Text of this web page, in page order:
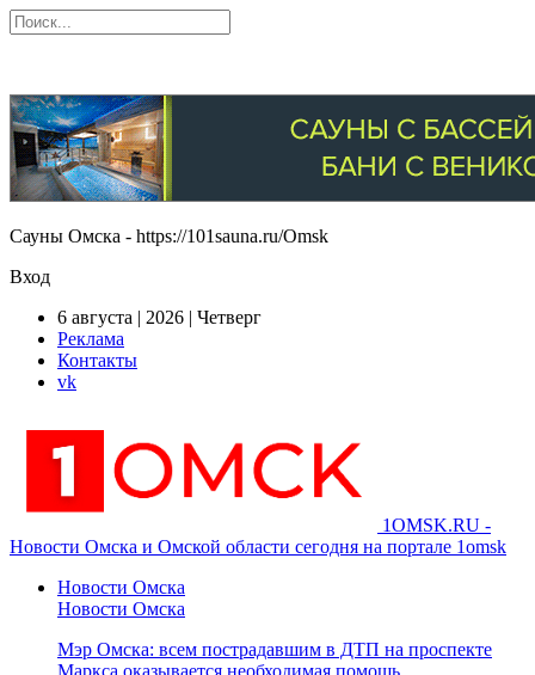
Сауны Омска - https://101sauna.ru/Omsk
Вход
6 августа | 2026 | Четверг
Реклама
Контакты
vk
1OMSK.RU -
Новости Омска и Омской области сегодня на портале 1omsk
Новости Омска
Новости Омска
Мэр Омска: всем пострадавшим в ДТП на проспекте
Маркса оказывается необходимая помощь